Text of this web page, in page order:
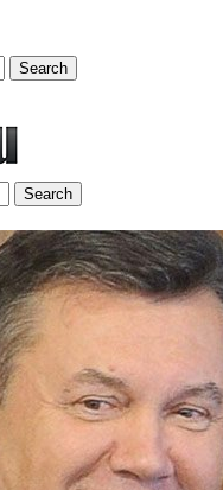
Search
Search